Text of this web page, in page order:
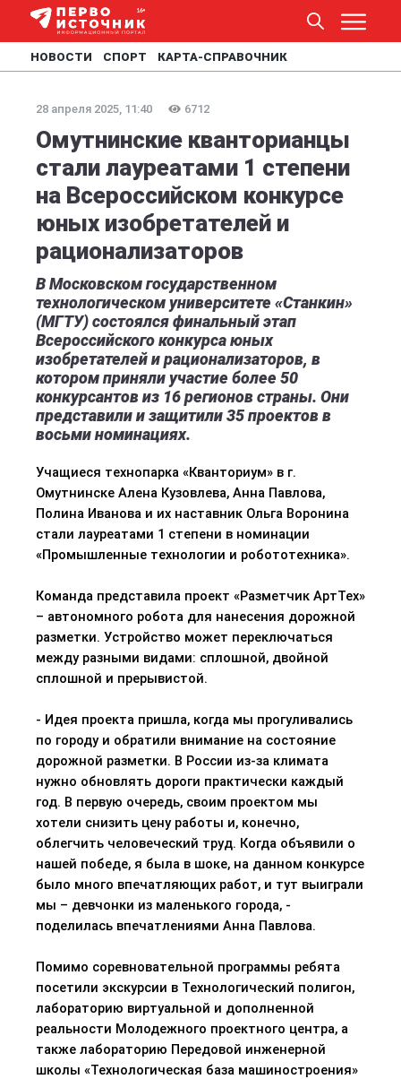
НОВОСТИ СПОРТ КАРТА-СПРАВОЧНИК
28 апреля 2025, 11:40 6712
Омутнинские кванторианцы
стали лауреатами 1 степени
на Всероссийском конкурсе
юных изобретателей и
рационализаторов
В Московском государственном
технологическом университете «Станкин»
(МГТУ) состоялся финальный этап
Всероссийского конкурса юных
изобретателей и рационализаторов, в
котором приняли участие более 50
конкурсантов из 16 регионов страны. Они
представили и защитили 35 проектов в
восьми номинациях.
Учащиеся технопарка «Кванториум» в г.
Омутнинске Алена Кузовлева, Анна Павлова,
Полина Иванова и их наставник Ольга Воронина
стали лауреатами 1 степени в номинации
«Промышленные технологии и робототехника».
Команда представила проект «Разметчик АртТех»
– автономного робота для нанесения дорожной
разметки. Устройство может переключаться
между разными видами: сплошной, двойной
сплошной и прерывистой.
- Идея проекта пришла, когда мы прогуливались
по городу и обратили внимание на состояние
дорожной разметки. В России из-за климата
нужно обновлять дороги практически каждый
год. В первую очередь, своим проектом мы
хотели снизить цену работы и, конечно,
облегчить человеческий труд. Когда объявили о
нашей победе, я была в шоке, на данном конкурсе
было много впечатляющих работ, и тут выиграли
мы – девчонки из маленького города, -
поделилась впечатлениями Анна Павлова.
Помимо соревновательной программы ребята
посетили экскурсии в Технологический полигон,
лабораторию виртуальной и дополненной
реальности Молодежного проектного центра, а
также лабораторию Передовой инженерной
школы «Технологическая база машиностроения»